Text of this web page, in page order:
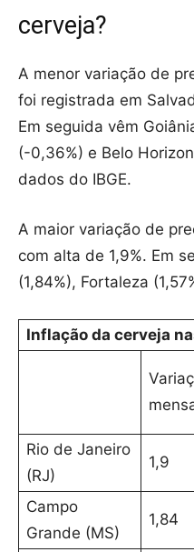
cerveja?
A menor variação de
foi registrada em
Em seguida vêm
(-0,36%) e Belo
dados do IBGE.
A maior variação de
com alta de 1,9%. Em
(1,84%), Fortaleza
Inflação da cerveja
Rio de Janeiro
(RJ)
1,9
Campo
Grande (MS)
1,84